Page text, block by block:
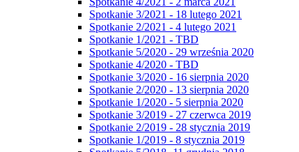
Spotkanie 3/2021 - 18 lutego 2021
Spotkanie 2/2021 - 4 lutego 2021
Spotkanie 1/2021 - TBD
Spotkanie 5/2020 - 29 września 2020
Spotkanie 4/2020 - TBD
Spotkanie 3/2020 - 16 sierpnia 2020
Spotkanie 2/2020 - 13 sierpnia 2020
Spotkanie 1/2020 - 5 sierpnia 2020
Spotkanie 3/2019 - 27 czerwca 2019
Spotkanie 2/2019 - 28 stycznia 2019
Spotkanie 1/2019 - 8 stycznia 2019